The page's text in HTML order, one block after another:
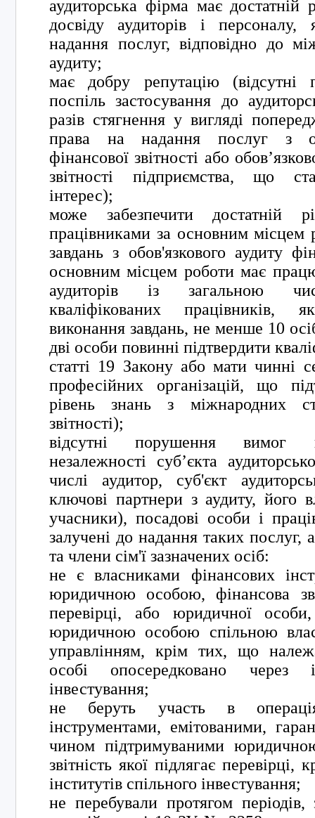
аудиторська фірма має достатній
досвіду аудиторів і персоналу,
надання послуг, відповідно до
аудиту;
має добру репутацію (відсутні
поспіль застосування до
разів стягнення у вигляді
права на надання послуг з
фінансової звітності або
звітності підприємства, що
інтерес);
може забезпечити достатній
працівниками за основним місцем
завдань з обов'язкового аудиту
основним місцем роботи має
аудиторів із загальною
кваліфікованих працівників,
виконання завдань, не менше 10
дві особи повинні підтвердити
статті 19 Закону або мати чинні
професійних організацій, що
рівень знань з міжнародних
звітності);
відсутні порушення вимог
незалежності суб’єкта
числі аудитор, суб'єкт
ключові партнери з аудиту, його
учасники), посадові особи і
залучені до надання таких послуг,
та члени сім'ї зазначених осіб:
не є власниками фінансових
юридичною особою, фінансова
перевірці, або юридичної
юридичною особою спільною
управлінням, крім тих, що
особі опосередковано через
інвестування;
не беруть участь в
інструментами, емітованими,
чином підтримуваними
звітність якої підлягає
інститутів спільного інвестування;
не перебували протягом періодів,